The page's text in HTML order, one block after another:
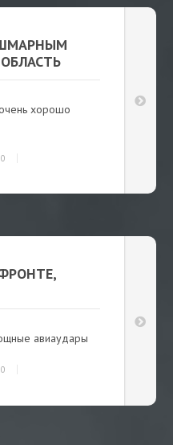
хорошо
0
авиаудары
0